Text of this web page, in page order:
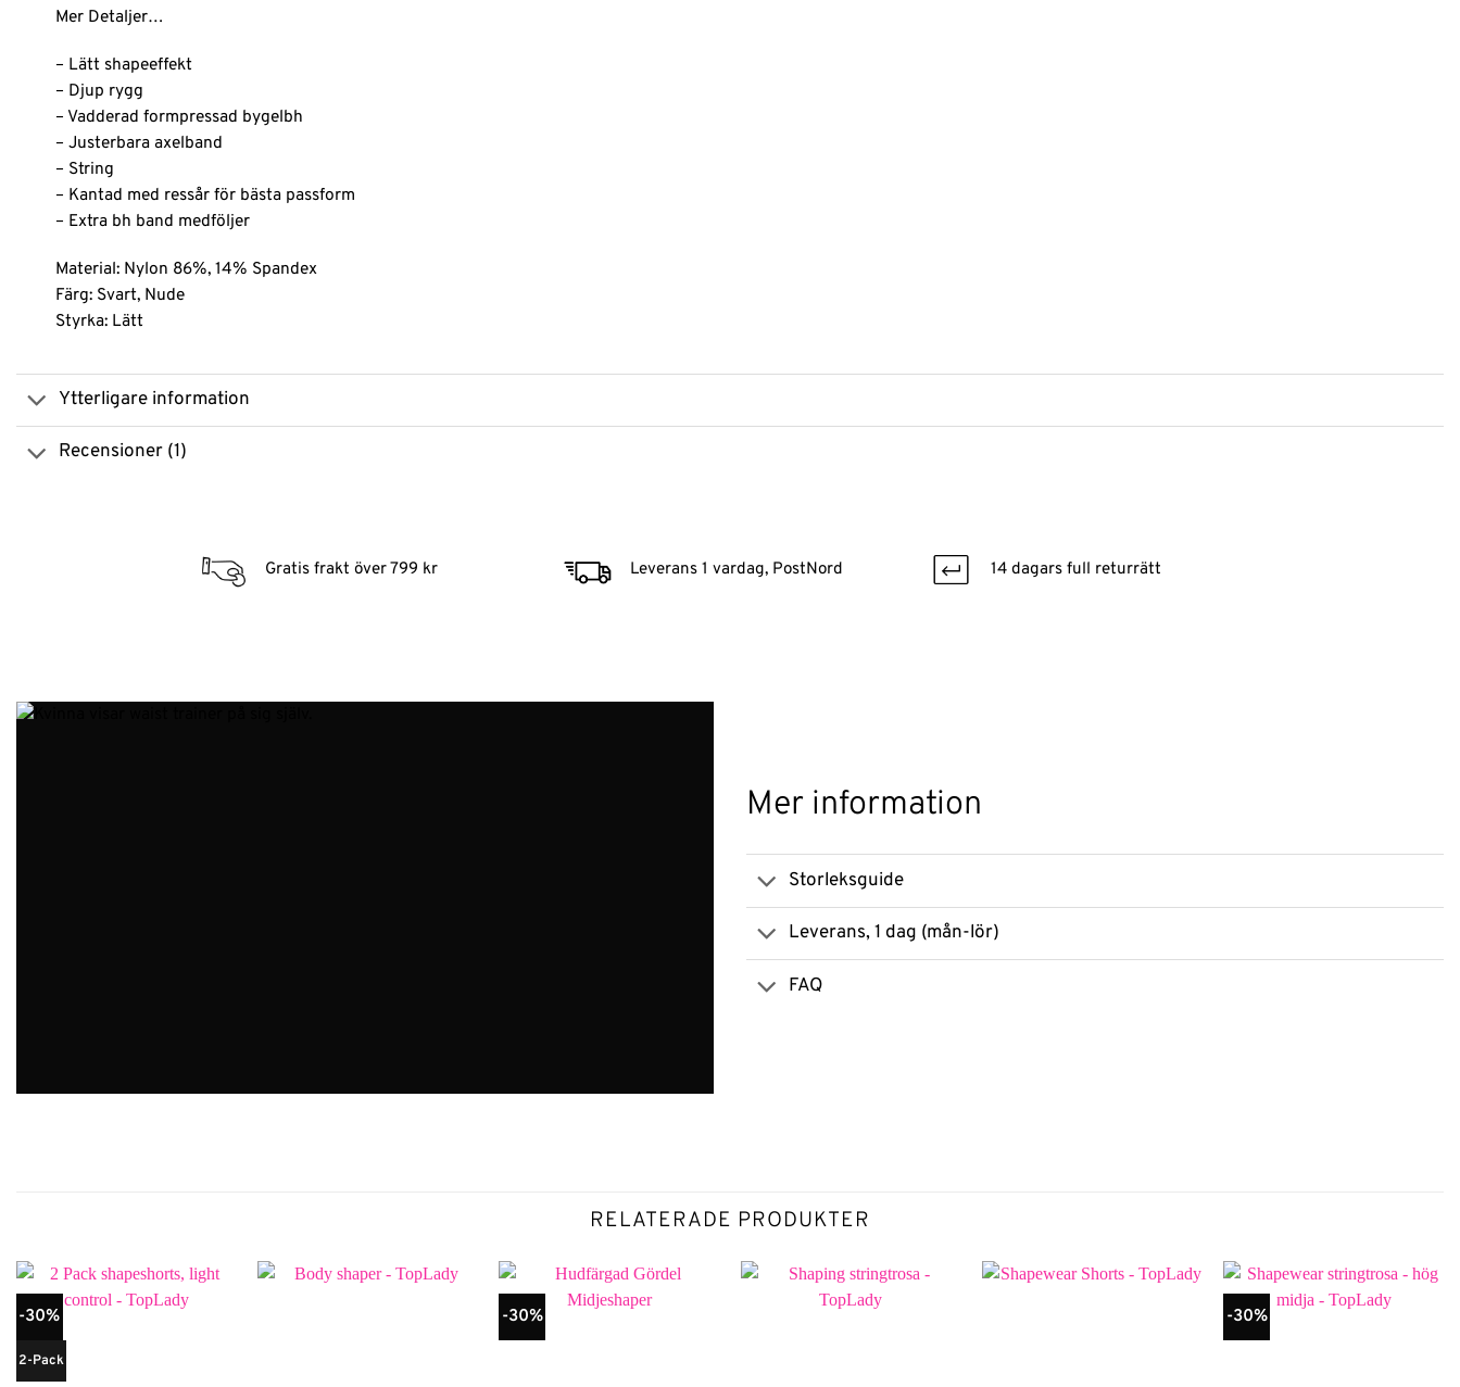
Mer Detaljer…
– Lätt shapeeffekt
– Djup rygg
– Vadderad formpressad bygelbh
– Justerbara axelband
– String
– Kantad med ressår för bästa passform
– Extra bh band medföljer
Material: Nylon 86%, 14% Spandex
Färg: Svart, Nude
Styrka: Lätt
Ytterligare information
Recensioner (1)
Gratis frakt över 799 kr Leverans 1 vardag, PostNord 14 dagars full returrätt
Mer information
Storleksguide
Leverans, 1 dag (mån-lör)
FAQ
RELATERADE PRODUKTER
-30%
2-Pack
-30% -30%